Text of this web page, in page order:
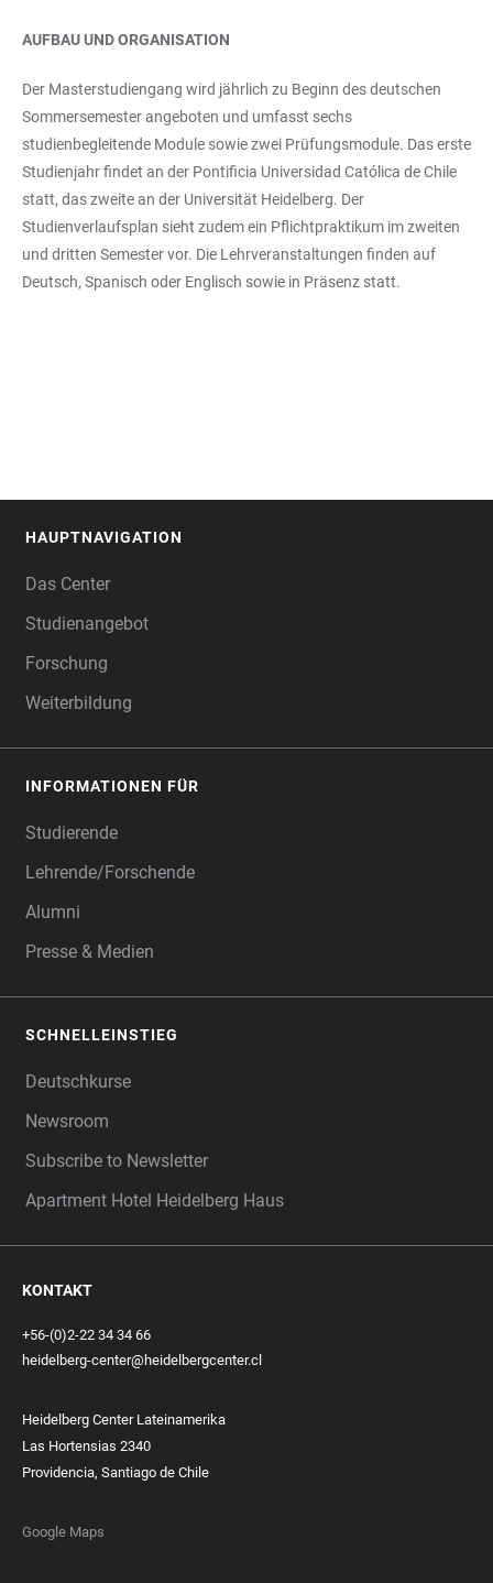
AUFBAU UND ORGANISATION
Der Masterstudiengang wird jährlich zu Beginn des deutschen
Sommersemester angeboten und umfasst sechs
studienbegleitende Module sowie zwei Prüfungsmodule. Das erste
Studienjahr findet an der Pontificia Universidad Católica de Chile
statt, das zweite an der Universität Heidelberg. Der
Studienverlaufsplan sieht zudem ein Pflichtpraktikum im zweiten
und dritten Semester vor. Die Lehrveranstaltungen finden auf
Deutsch, Spanisch oder Englisch sowie in Präsenz statt.
HAUPTNAVIGATION
Das Center
Studienangebot
Forschung
Weiterbildung
INFORMATIONEN FÜR
Studierende
Lehrende/Forschende
Alumni
Presse & Medien
SCHNELLEINSTIEG
Deutschkurse
Newsroom
Subscribe to Newsletter
Apartment Hotel Heidelberg Haus
KONTAKT
+56-(0)2-22 34 34 66
heidelberg-center@heidelbergcenter.cl
Heidelberg Center Lateinamerika
Las Hortensias 2340
Providencia, Santiago de Chile
Google Maps